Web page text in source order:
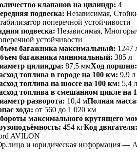
клапанов на цилиндр: 4
подвеска: Независимая,
поперечной устойчивости
подвеска: Независимая,
устойчивости
багажника максимальный: 1247
багажника минимальный: 385 л
цилиндра: 87,5 ммХод поршня:
топлива в городе на 100 км: 9,9 л
топлива на шоссе на 100 км: 5,4 л
топлива в смешанном цикле на
разворота: 10,4 мПолная
хода: от 560 до 1 020 км
максимального крутящего
454 кгКод двигателя:
AVILON
и юридическая информация —